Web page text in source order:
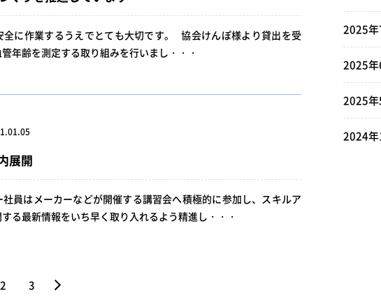
全に作業するうえでとても大切です。 協会けんぽ様より貸出を受
年齢を測定する取り組みを行いまし・・・
展開
員はメーカーなどが開催する講習会へ積極的に参加し、スキルア
る最新情報をいち早く取り入れるよう精進し・・・
2 3 ＞
2025年
2025年
2025年
2024年